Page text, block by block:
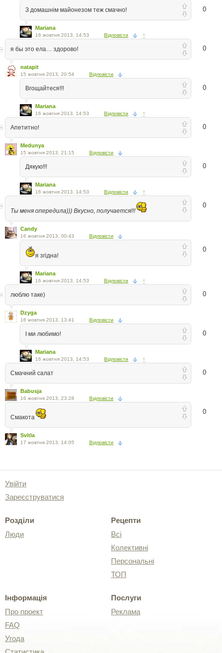
0
З домашнім майонезом теж смачно!
Mariana
16 жовтня 2013, 14:53 Відповісти ↑
0
я бы это ела… здорово!
natapit
15 жовтня 2013, 20:54 Відповісти
0
Вгощайтеся!!!
Mariana
16 жовтня 2013, 14:53 Відповісти ↑
0
Апетитно!
Medunya
15 жовтня 2013, 21:15 Відповісти
0
Дякую!!!
Mariana
16 жовтня 2013, 14:53 Відповісти ↑
0
Ты меня опередила))) Вкусно, получается!!!
Candy
16 жовтня 2013, 00:43 Відповісти
0
я згідна!
Mariana
16 жовтня 2013, 14:53 Відповісти ↑
0
люблю таке)
Dzyga
16 жовтня 2013, 13:41 Відповісти
0
І ми любимо!
Mariana
16 жовтня 2013, 14:53 Відповісти ↑
0
Смачний салат
Babusja
16 жовтня 2013, 23:28 Відповісти
0
Смакота
Svitla
17 жовтня 2013, 14:05 Відповісти
Увійти
Зареєструватися
Розділи
Люди
Рецепти
Всі
Колективні
Персональні
ТОП
Інформація
Про проект
FAQ
Угода
Послуги
Реклама